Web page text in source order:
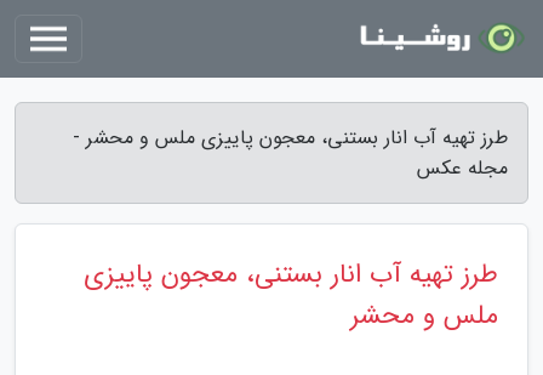
طرز تهیه آب انار بستنی، معجون پاییزی ملس و محشر -
مجله عکس
طرز تهیه آب انار بستنی، معجون پاییزی
ملس و محشر